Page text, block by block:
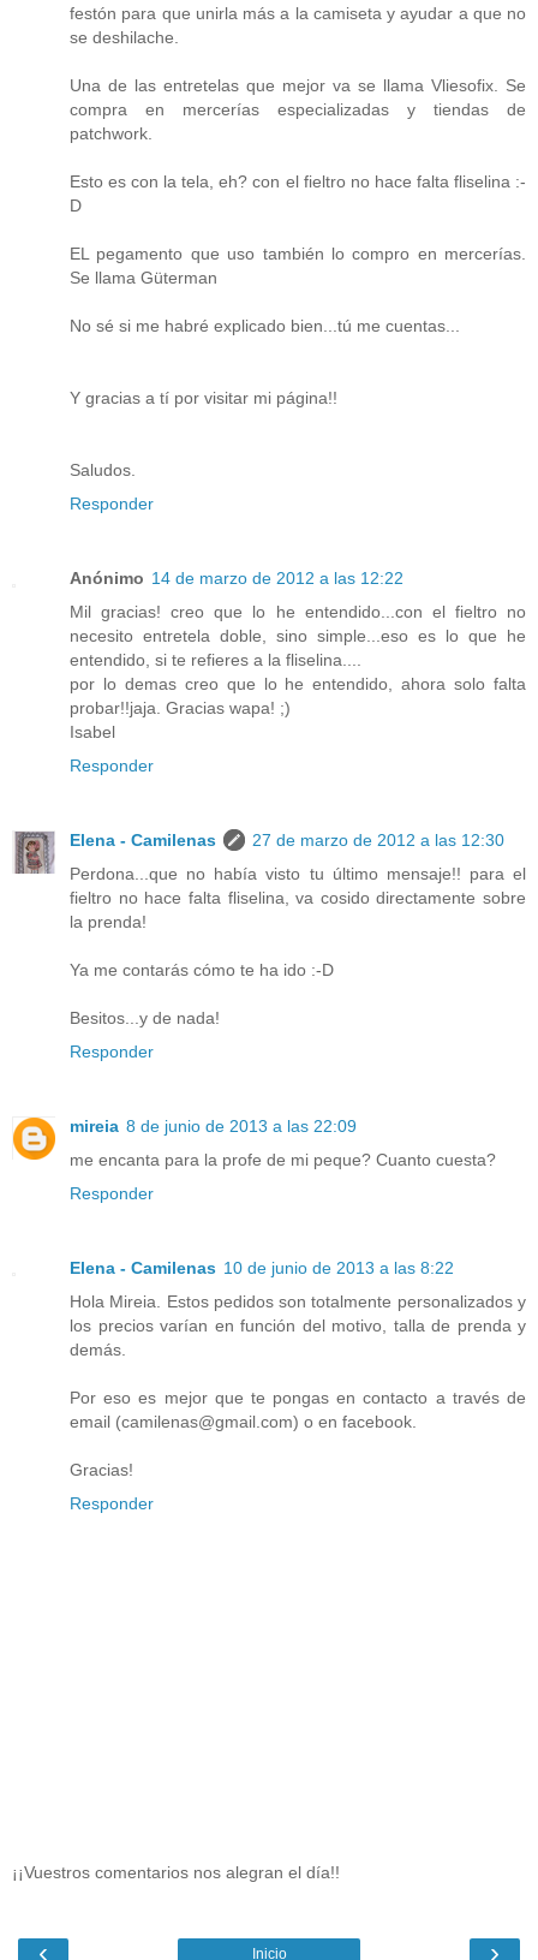
festón para que unirla más a la camiseta y ayudar a que no
se deshilache.
Una de las entretelas que mejor va se llama Vliesofix. Se
compra en mercerías especializadas y tiendas de
patchwork.
Esto es con la tela, eh? con el fieltro no hace falta fliselina :-
D
EL pegamento que uso también lo compro en mercerías.
Se llama Güterman
No sé si me habré explicado bien...tú me cuentas...
Y gracias a tí por visitar mi página!!
Saludos.
Responder
Anónimo 14 de marzo de 2012 a las 12:22
Mil gracias! creo que lo he entendido...con el fieltro no
necesito entretela doble, sino simple...eso es lo que he
entendido, si te refieres a la fliselina....
por lo demas creo que lo he entendido, ahora solo falta
probar!!jaja. Gracias wapa! ;)
Isabel
Responder
Elena - Camilenas
27 de marzo de 2012 a las 12:30
Perdona...que no había visto tu último mensaje!! para el
fieltro no hace falta fliselina, va cosido directamente sobre
la prenda!
Ya me contarás cómo te ha ido :-D
Besitos...y de nada!
Responder
mireia 8 de junio de 2013 a las 22:09
me encanta para la profe de mi peque? Cuanto cuesta?
Responder
Elena - Camilenas 10 de junio de 2013 a las 8:22
Hola Mireia. Estos pedidos son totalmente personalizados y
los precios varían en función del motivo, talla de prenda y
demás.
Por eso es mejor que te pongas en contacto a través de
email (camilenas@gmail.com) o en facebook.
Gracias!
Responder
¡¡Vuestros comentarios nos alegran el día!!
‹ ›
Inicio